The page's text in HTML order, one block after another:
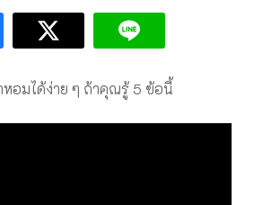
หอมได้ง่าย ๆ ถ้าคุณรู้ 5 ข้อนี้